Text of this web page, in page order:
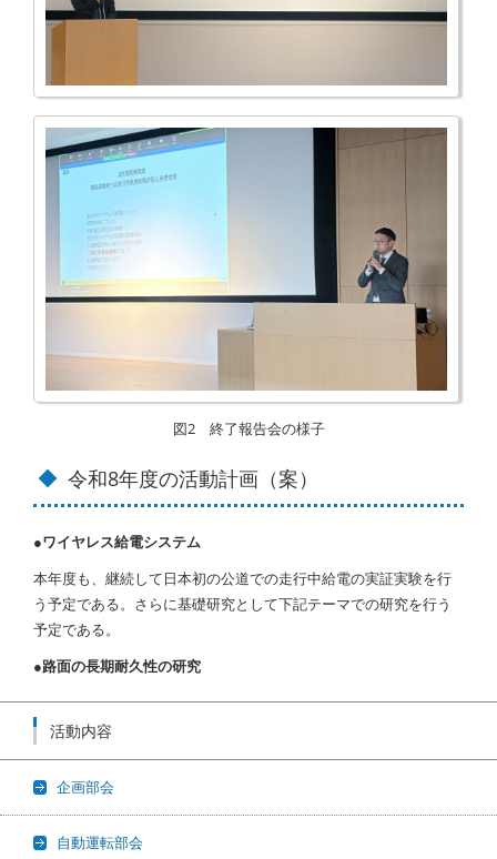
図2 終了報告会の様子
令和8年度の活動計画（案）
●ワイヤレス給電システム
本年度も、継続して日本初の公道での走行中給電の実証実験を行
う予定である。さらに基礎研究として下記テーマでの研究を行う
予定である。
●路面の長期耐久性の研究
活動内容
企画部会
自動運転部会